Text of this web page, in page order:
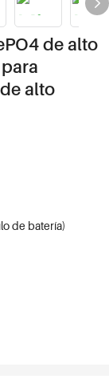
de alto
alto
de batería)